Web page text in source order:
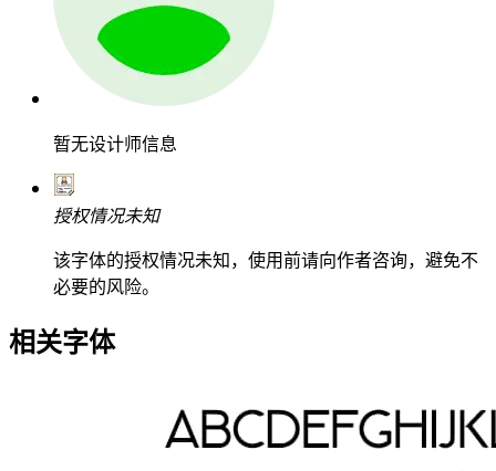
暂无设计师信息
授权情况未知
该字体的授权情况未知，使用前请向作者咨询，避免不
必要的风险。
相关字体